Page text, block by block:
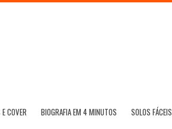
COVER BIOGRAFIA EM 4 MINUTOS SOLOS FÁCEIS